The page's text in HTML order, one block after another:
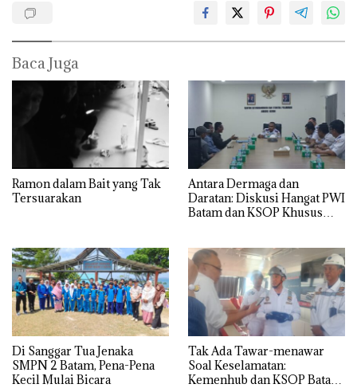
Baca Juga
Ramon dalam Bait yang Tak
Tersuarakan
Antara Dermaga dan
Daratan: Diskusi Hangat PWI
Batam dan KSOP Khusus
Di Sanggar Tua Jenaka
SMPN 2 Batam, Pena-Pena
Kecil Mulai Bicara
Tak Ada Tawar-menawar
Soal Keselamatan:
Kemenhub dan KSOP Batam